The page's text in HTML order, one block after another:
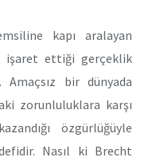
kapı aralayan
işaret ettiği gerçeklik
bir dünyada
zorunluluklara karşı
özgürlüğüyle
Nasıl ki Brecht